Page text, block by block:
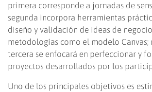
primera corresponde a jornadas de
segunda incorpora herramientas
diseño y validación de ideas de
metodologías como el modelo Canvas;
tercera se enfocará en perfeccionar y
proyectos desarrollados por los
Uno de los principales objetivos es